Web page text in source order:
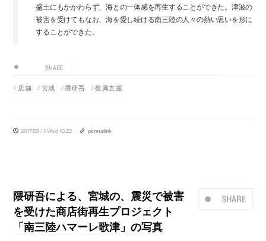
盛土にもかかわらず、海との一体感を再生することができた。津波の
被害を受けてもなお、海を愛し続ける南三陸の人々の熱い思いを形に
することができた。
SHARE
店舗 宮城 隈研吾 復興支援
2017.09.13 Wed 10:22 permalink
SHARE
隈研吾による、宮城の、震災で被害
を受けた商店街再生プロジェクト
「南三陸ハマーレ歌津」の写真